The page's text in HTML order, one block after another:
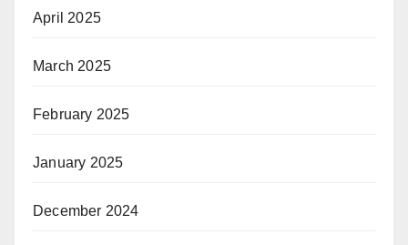
April 2025
March 2025
February 2025
January 2025
December 2024